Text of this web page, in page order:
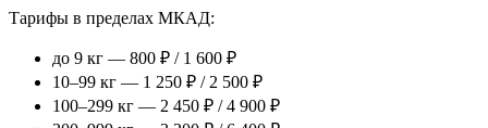
Тарифы в пределах МКАД:
до 9 кг — 800 ₽ / 1 600 ₽
10–99 кг — 1 250 ₽ / 2 500 ₽
100–299 кг — 2 450 ₽ / 4 900 ₽